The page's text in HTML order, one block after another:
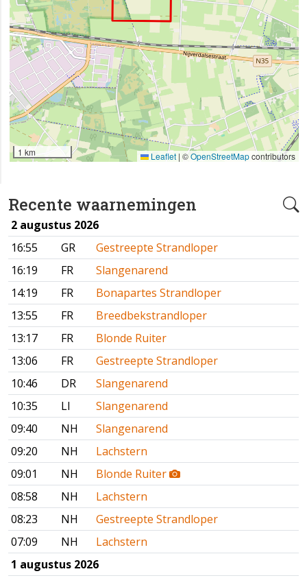
Recente waarnemingen
2 augustus 2026
16:55
GR
Gestreepte Strandloper
16:19
FR
Slangenarend
14:19
FR
Bonapartes Strandloper
13:55
FR
Breedbekstrandloper
13:17
FR
Blonde Ruiter
13:06
FR
Gestreepte Strandloper
10:46
DR
Slangenarend
10:35
LI
Slangenarend
09:40
NH
Slangenarend
09:20
NH
Lachstern
09:01
NH
Blonde Ruiter
08:58
NH
Lachstern
08:23
NH
Gestreepte Strandloper
07:09
NH
Lachstern
1 augustus 2026
1 km Leaflet | ©OpenStreetMapcontributors